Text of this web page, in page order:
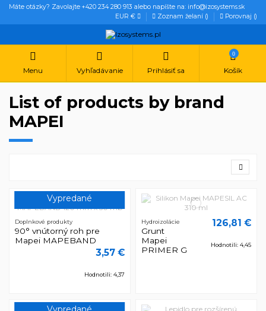
Máte otázky? Zavolajte +420 234 280 913 alebo napíšte na: info@izosystems.sk
EUR €
Zoznam želaní () Porovnaj ()
Menu Vyhľadávanie Prihlásiť sa
0
Košík
List of products by brand
MAPEI
Vypredané
Doplnkové produkty
90° vnútorný roh pre
Mapei MAPEBAND
3,57 €
Hodnotili: 4,37
Hydroizolácie
Grunt
Mapei
PRIMER G
126,81 €
Hodnotili: 4,45